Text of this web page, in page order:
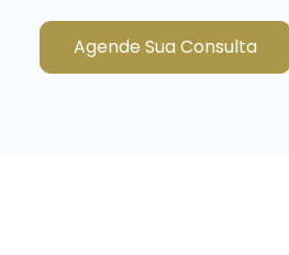
Agende Sua Consulta